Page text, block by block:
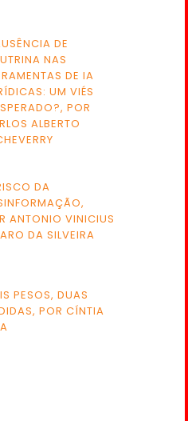
DE
NAS
DE IA
UM VIÉS
POR
ALBERTO
DA
ANTONIO VINICIUS
DA SILVEIRA
PESOS, DUAS
POR CÍNTIA